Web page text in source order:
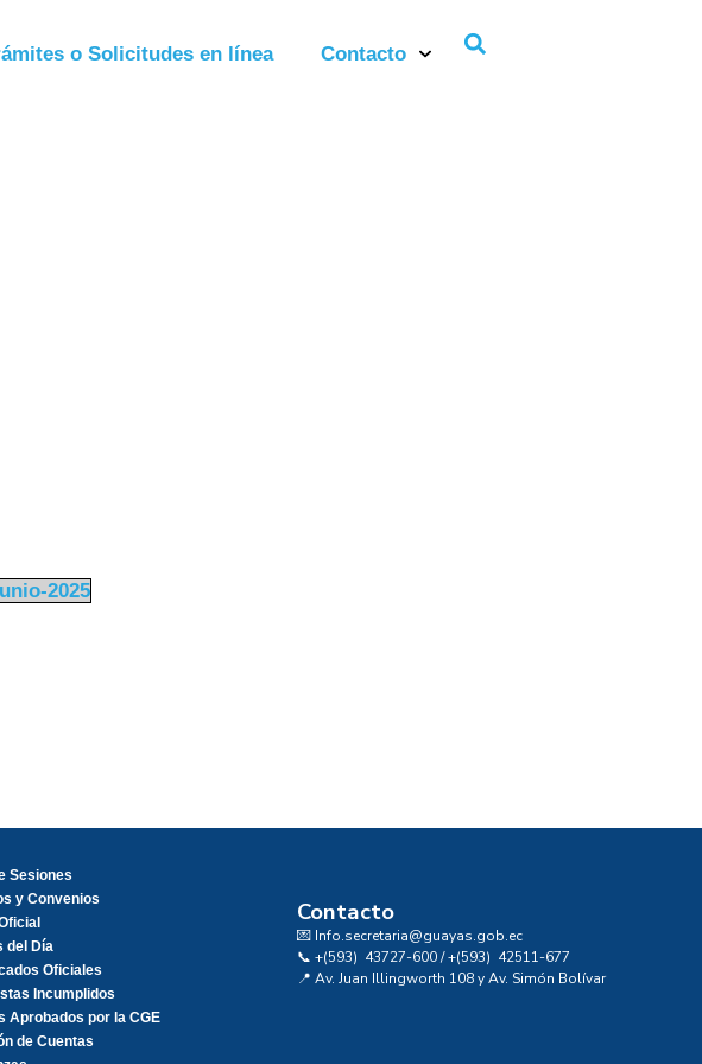
o Solicitudes en línea Contacto
2025
Sesiones
y Convenios
del Día
Oficiales
Incumplidos
Aprobados por la CGE
de Cuentas
Contacto
💌 Info.secretaria@guayas.gob.ec
📞 +(593) 43727-600 / +(593) 42511-677
📍 Av. Juan Illingworth 108 y Av. Simón Bolívar